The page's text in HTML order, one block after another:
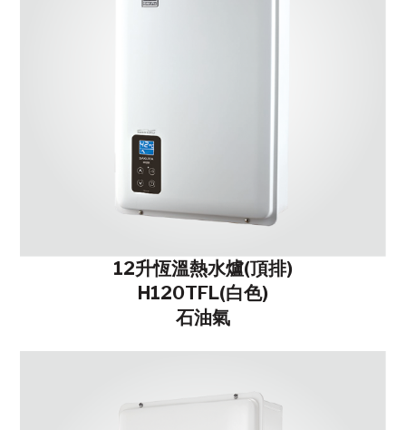
12升恆溫熱水爐(頂排)
H120TFL(白色)
石油氣